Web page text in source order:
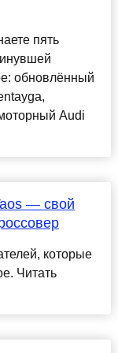
пять
обновлённый
Audi
— свой
которые
Читать